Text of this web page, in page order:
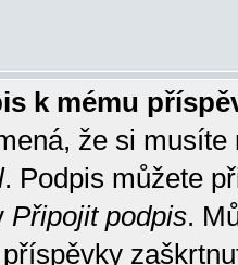
k mému
že si
. Podpis můžete
Připojit podpis.